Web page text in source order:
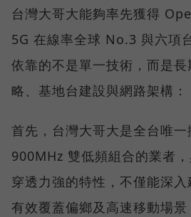
台灣大哥大能夠率先獲得
5G 在線率全球 No.3 與六項
依靠的不是單一技術，而是
略、基地台建設與網路架構：
首先，台灣大哥大是全台唯
900MHz 雙低頻組合的業者，
穿透力強的特性，不僅能深
有效覆蓋偏鄉及高速移動場